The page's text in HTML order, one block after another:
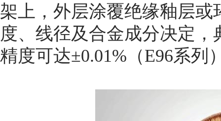
架上，外层涂覆绝缘釉层
度、线径及合金成分决定
精度可达±0.01%（E96系列